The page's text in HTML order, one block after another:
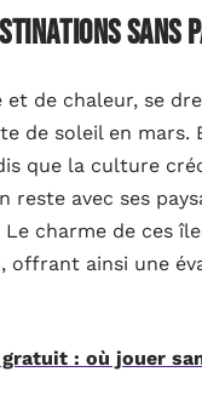
sans
de chaleur, se
de soleil en mars.
que la culture
reste avec ses
charme de ces
offrant ainsi une
: où jouer